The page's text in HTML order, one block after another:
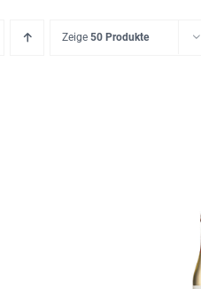
Zeige 50 Produkte